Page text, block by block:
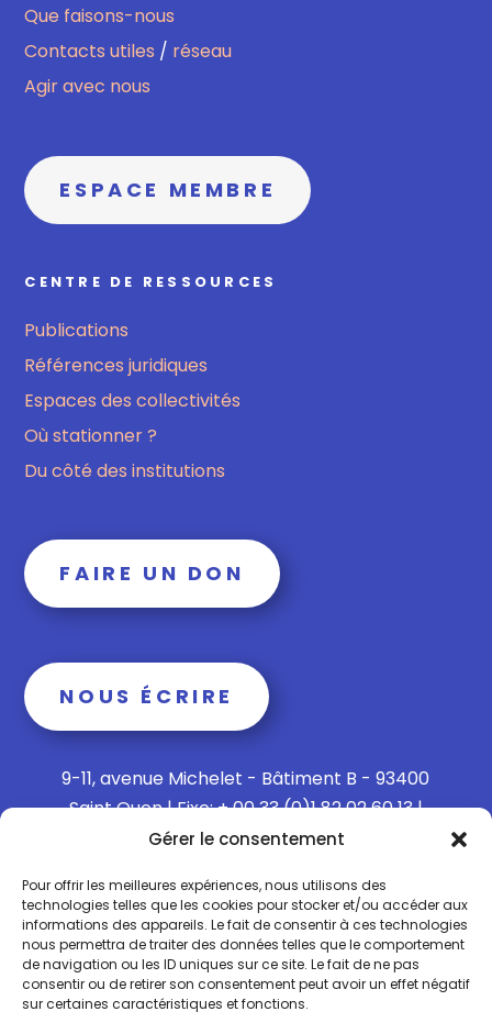
Gérer le consentement
Pour offrir les meilleures expériences, nous utilisons des
technologies telles que les cookies pour stocker et/ou accéder aux
informations des appareils. Le fait de consentir à ces technologies
nous permettra de traiter des données telles que le comportement
de navigation ou les ID uniques sur ce site. Le fait de ne pas
consentir ou de retirer son consentement peut avoir un effet négatif
sur certaines caractéristiques et fonctions.
Que faisons-nous
Contacts utiles / réseau
Agir avec nous
ESPACE MEMBRE
CENTRE DE RESSOURCES
Publications
Références juridiques
Espaces des collectivités
Où stationner ?
Du côté des institutions
FAIRE UN DON
NOUS ÉCRIRE
9-11, avenue Michelet - Bâtiment B - 93400
Saint Ouen | Fixe: + 00 33 (0)1 82 02 60 13 |
Mobile: + 00 33 (0)6 15 73 65 40
Politique de confidentialité
Politique de Cookies